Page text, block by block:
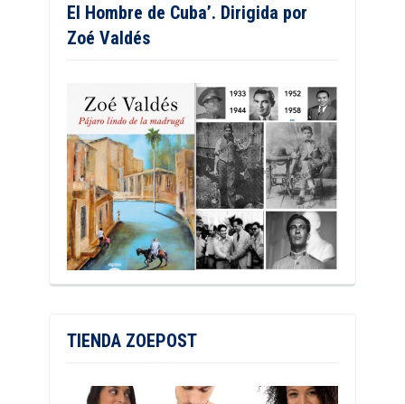
El Hombre de Cuba’. Dirigida por
Zoé Valdés
TIENDA ZOEPOST